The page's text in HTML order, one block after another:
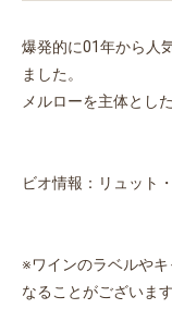
爆発的に01年から人
ました。
メルローを主体とし
ビオ情報：リュット
※ワインのラベルや
なることがございます